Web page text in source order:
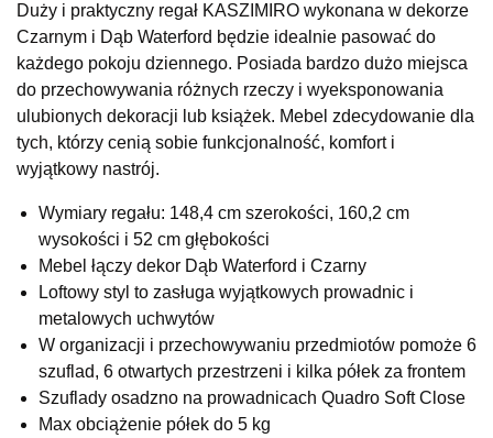
SALON MEBLOWY KUBUŚ
Salon meblowy
UL.RZEMIEŚLNICZA 6
66-470 KOSTRZYN NAD ODRĄ
Nr tel.507103199
Godziny otwarcia
Pn-Pt: 10:00-18:00, Sb: 10:00-14:00
2 289,00 zł
SALON MEBLOWY M JAK MEBLE
Salon meblowy
UL.BASZTOWA 3
76-100 SŁAWNO
Nr tel.502668736
Duży i praktyczny regał KASZIMIRO wykonana w dekorze
Czarnym i Dąb Waterford będzie idealnie pasować do
każdego pokoju dziennego. Posiada bardzo dużo miejsca
do przechowywania różnych rzeczy i wyeksponowania
ulubionych dekoracji lub książek. Mebel zdecydowanie dla
tych, którzy cenią sobie funkcjonalność, komfort i
wyjątkowy nastrój.
Wymiary regału: 148,4 cm szerokości, 160,2 cm
wysokości i 52 cm głębokości
Mebel łączy dekor Dąb Waterford i Czarny
Loftowy styl to zasługa wyjątkowych prowadnic i
metalowych uchwytów
W organizacji i przechowywaniu przedmiotów pomoże 6
szuflad, 6 otwartych przestrzeni i kilka półek za frontem
Szuflady osadzno na prowadnicach Quadro Soft Close
Max obciążenie półek do 5 kg